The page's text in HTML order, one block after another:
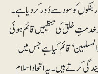
بنکوں کو سود سے دُور کردیا ہے۔
خلق کی تنظیمیں قائم ہوئی
المسلمین‘ قائم کیا ہے جس میں
کرتے ہیں۔ یہ اتحاد اسلام